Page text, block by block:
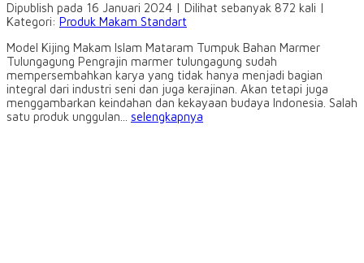
Dipublish pada 16 Januari 2024 | Dilihat sebanyak 872 kali |
Kategori: Produk Makam Standart
Model Kijing Makam Islam Mataram Tumpuk Bahan Marmer
Tulungagung Pengrajin marmer tulungagung sudah
mempersembahkan karya yang tidak hanya menjadi bagian
integral dari industri seni dan juga kerajinan. Akan tetapi juga
menggambarkan keindahan dan kekayaan budaya Indonesia. Salah
satu produk unggulan... selengkapnya